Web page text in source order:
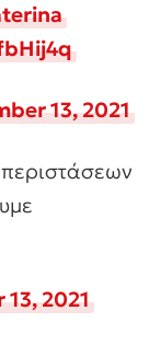
13, 2021
2021